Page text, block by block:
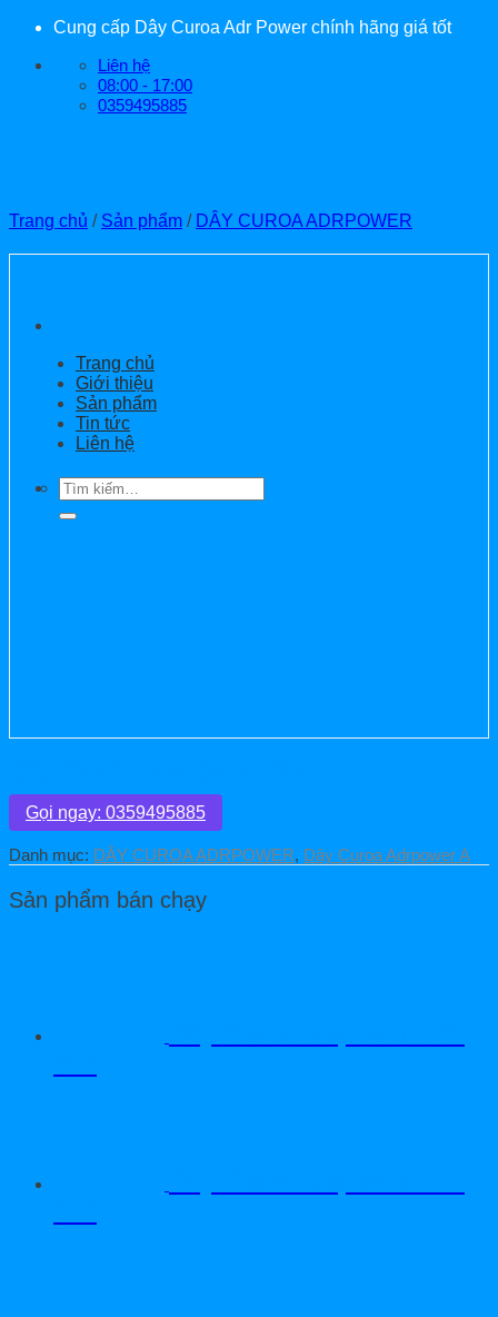
Cung cấp Dây Curoa Adr Power chính hãng giá tốt
Liên hệ
08:00 - 17:00
0359495885
Trang chủ
Giới thiệu
Sản phẩm
Tin tức
Liên hệ
Tìm
kiếm:
Trang chủ / Sản phẩm / DÂY CUROA ADRPOWER
Gọi ngay: 0359495885
Danh mục: DÂY CUROA ADRPOWER, Dây Curoa Adrpower A
Sản phẩm bán chạy